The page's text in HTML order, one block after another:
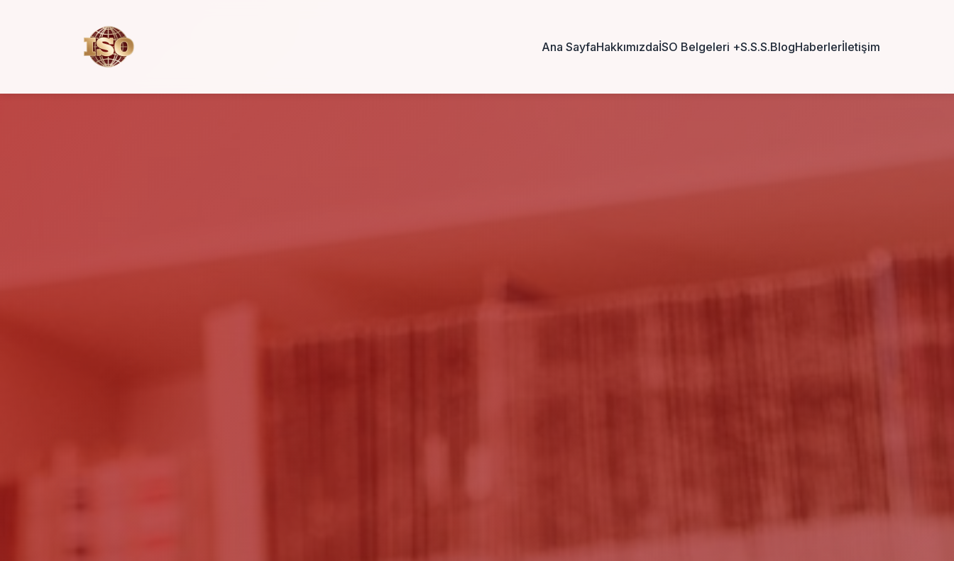
Ana SayfaHakkımızdaİSO Belgeleri +S.S.S.BlogHaberlerİletişim